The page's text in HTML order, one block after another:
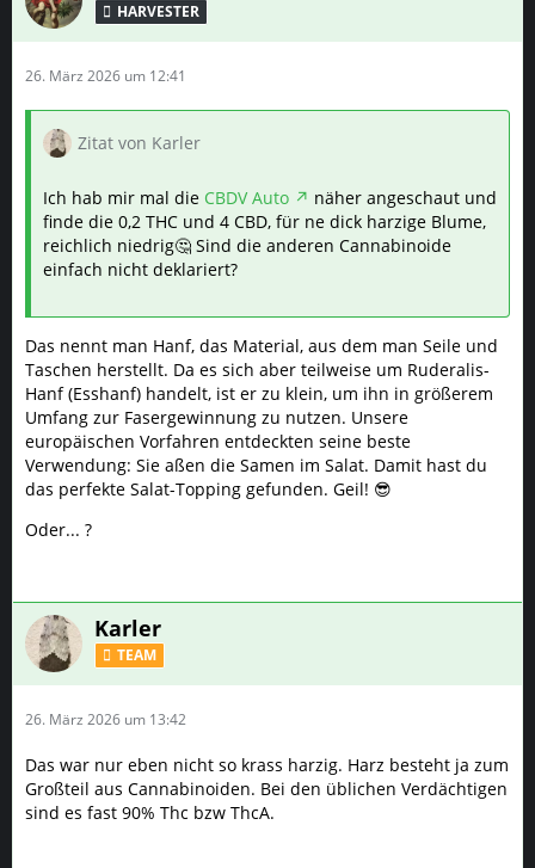
nicht mehr so stark eingesogen wird und ich eventuell
wenn nötig besser befestigen kann!
HARVESTER
26. März 2026 um 12:41
Zitat von Karler
Ich hab mir mal die CBDV Auto
näher angeschaut und
finde die 0,2 THC und 4 CBD, für ne dick harzige Blume,
reichlich niedrig🤔 Sind die anderen Cannabinoide
einfach nicht deklariert?
Das nennt man Hanf, das Material, aus dem man Seile und
Taschen herstellt. Da es sich aber teilweise um Ruderalis-
Hanf (Esshanf) handelt, ist er zu klein, um ihn in größerem
Umfang zur Fasergewinnung zu nutzen. Unsere
europäischen Vorfahren entdeckten seine beste
Verwendung: Sie aßen die Samen im Salat. Damit hast du
das perfekte Salat-Topping gefunden. Geil! 😎
Oder... ?
Karler
TEAM
26. März 2026 um 13:42
Das war nur eben nicht so krass harzig. Harz besteht ja zum
Großteil aus Cannabinoiden. Bei den üblichen Verdächtigen
sind es fast 90% Thc bzw ThcA.